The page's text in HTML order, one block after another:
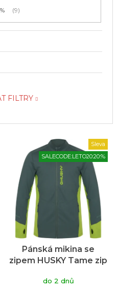
9
FILTRY
Sleva
SALECODE:LETO20:20:%
Pánská mikina se
zipem HUSKY Tame zip
do 2 dnů